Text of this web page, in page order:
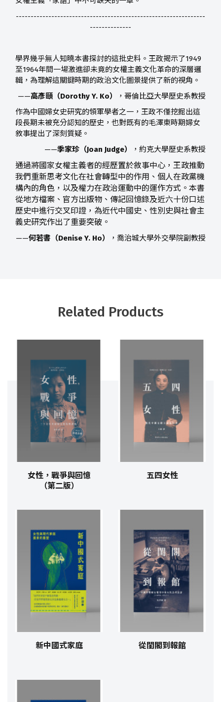
----------------------------------------------------------------
--------------
學界幾乎無人知曉本書探討的這批史料。王政揭示了1949
至1964年間一場激進卻未竟的女權主義文化革命的深層邏
輯，為理解這關鍵時期的政治文化圖景提供了新的視角。
——高彥頤（Dorothy Y. Ko）
，哥倫比亞大學歷史系教授
作為中國婦女史研究的領軍學者之一，王政不僅挖掘出這
段長期未被充分認知的歷史，也對既有的毛澤東時期婦女
敘事提出了深刻質疑。
——季家珍（Joan Judge） ，約克大學歷史系教授
通過將國家女權主義者的經歷置於敘事中心，王政推動
我們重新思考文化在社會轉型中的作用、個人在政黨機
構內的角色，以及權力在政治運動中的運作方式。本書
從地方檔案、官方出版物、傳記回憶錄及近六十份口述
歷史中進行交叉印證，為近代中國史、性別史與社會主
義史研究作出了重要突破。
——何若書（Denise Y. Ho） ，喬治城大學外交學院副教授
Related Products
女性，戰爭與回憶
（第二版）
五四女性
新中國式家庭 從閨閣到報館